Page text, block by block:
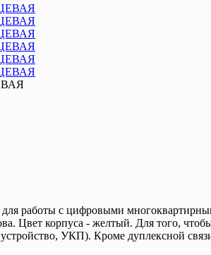
для работы с цифровыми
Цвет корпуса - желтый. Для того,
УКП). Кроме дуплексной